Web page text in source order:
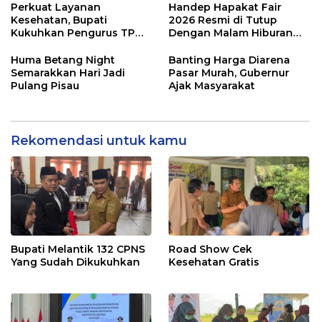
Perkuat Layanan
Kesehatan, Bupati
Kukuhkan Pengurus TP
Handep Hapakat Fair
2026 Resmi di Tutup
Dengan Malam Hiburan
Huma Betang Night
Semarakkan Hari Jadi
Pulang Pisau
Banting Harga Diarena
Pasar Murah, Gubernur
Ajak Masyarakat
Rekomendasi untuk kamu
Bupati Melantik 132 CPNS
Yang Sudah Dikukuhkan
Road Show Cek
Kesehatan Gratis